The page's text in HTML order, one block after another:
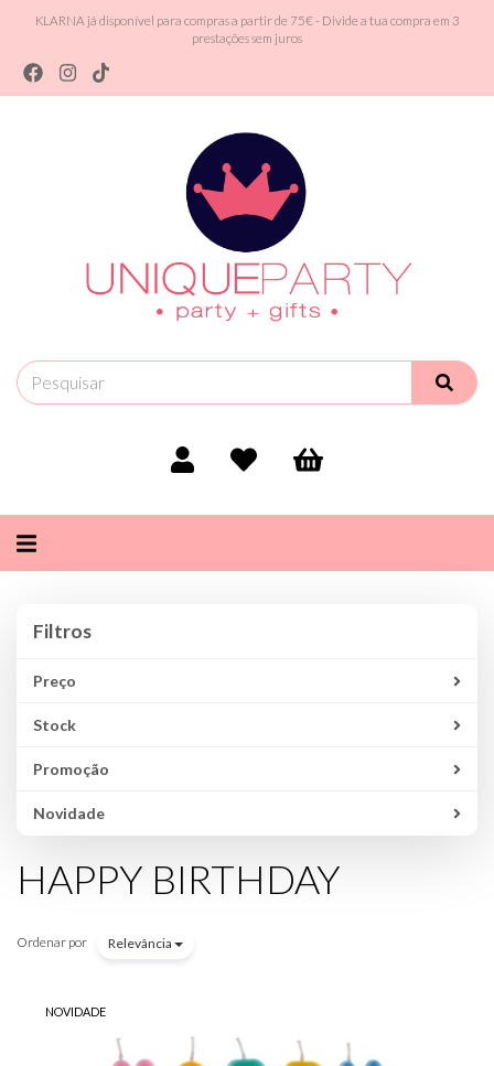
KLARNA já disponível para compras a partir de 75€ - Divide a tua compra em 3
prestações sem juros
Alternar
Filtros
Preço
Stock
Promoção
Novidade
HAPPY BIRTHDAY
Ordenar por Relevância
NOVIDADE